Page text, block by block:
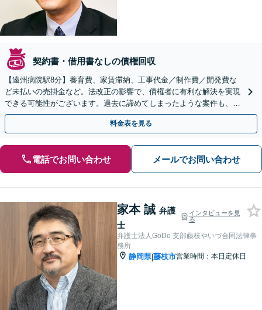
契約書・借用書なしの債権回収
【遠州病院駅8分】養育費、家賃滞納、工事代金／制作費／開発費な
ど未払いの売掛金など。法改正の影響で、債権者に有利な解決を実現
できる可能性がございます。過去に諦めてしまったような案件も、今
一度弁護士にご相談ください【初回相談無料】
料金表を見る
電話でお問い合わせ メールでお問い合わせ
家本 誠 弁護
士
インタビューを見
る
弁護士法人GoDo 支部藤枝やいづ合同法律事
務所
静岡県|藤枝市営業時間：本日定休日